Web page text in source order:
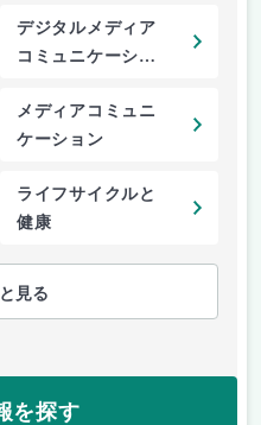
デジタルメディア
コミュニケーショ
メディアコミュニ
ケーション
ライフサイクルと
健康
見る
を探す